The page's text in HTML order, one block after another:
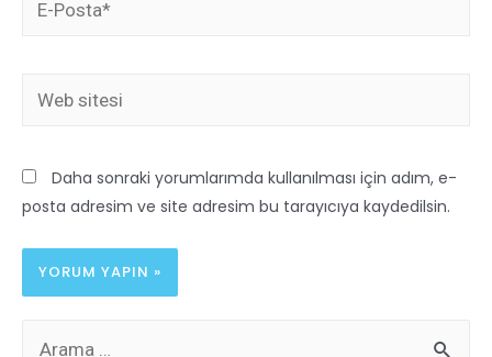
Daha sonraki yorumlarımda kullanılması için adım, e-
posta adresim ve site adresim bu tarayıcıya kaydedilsin.